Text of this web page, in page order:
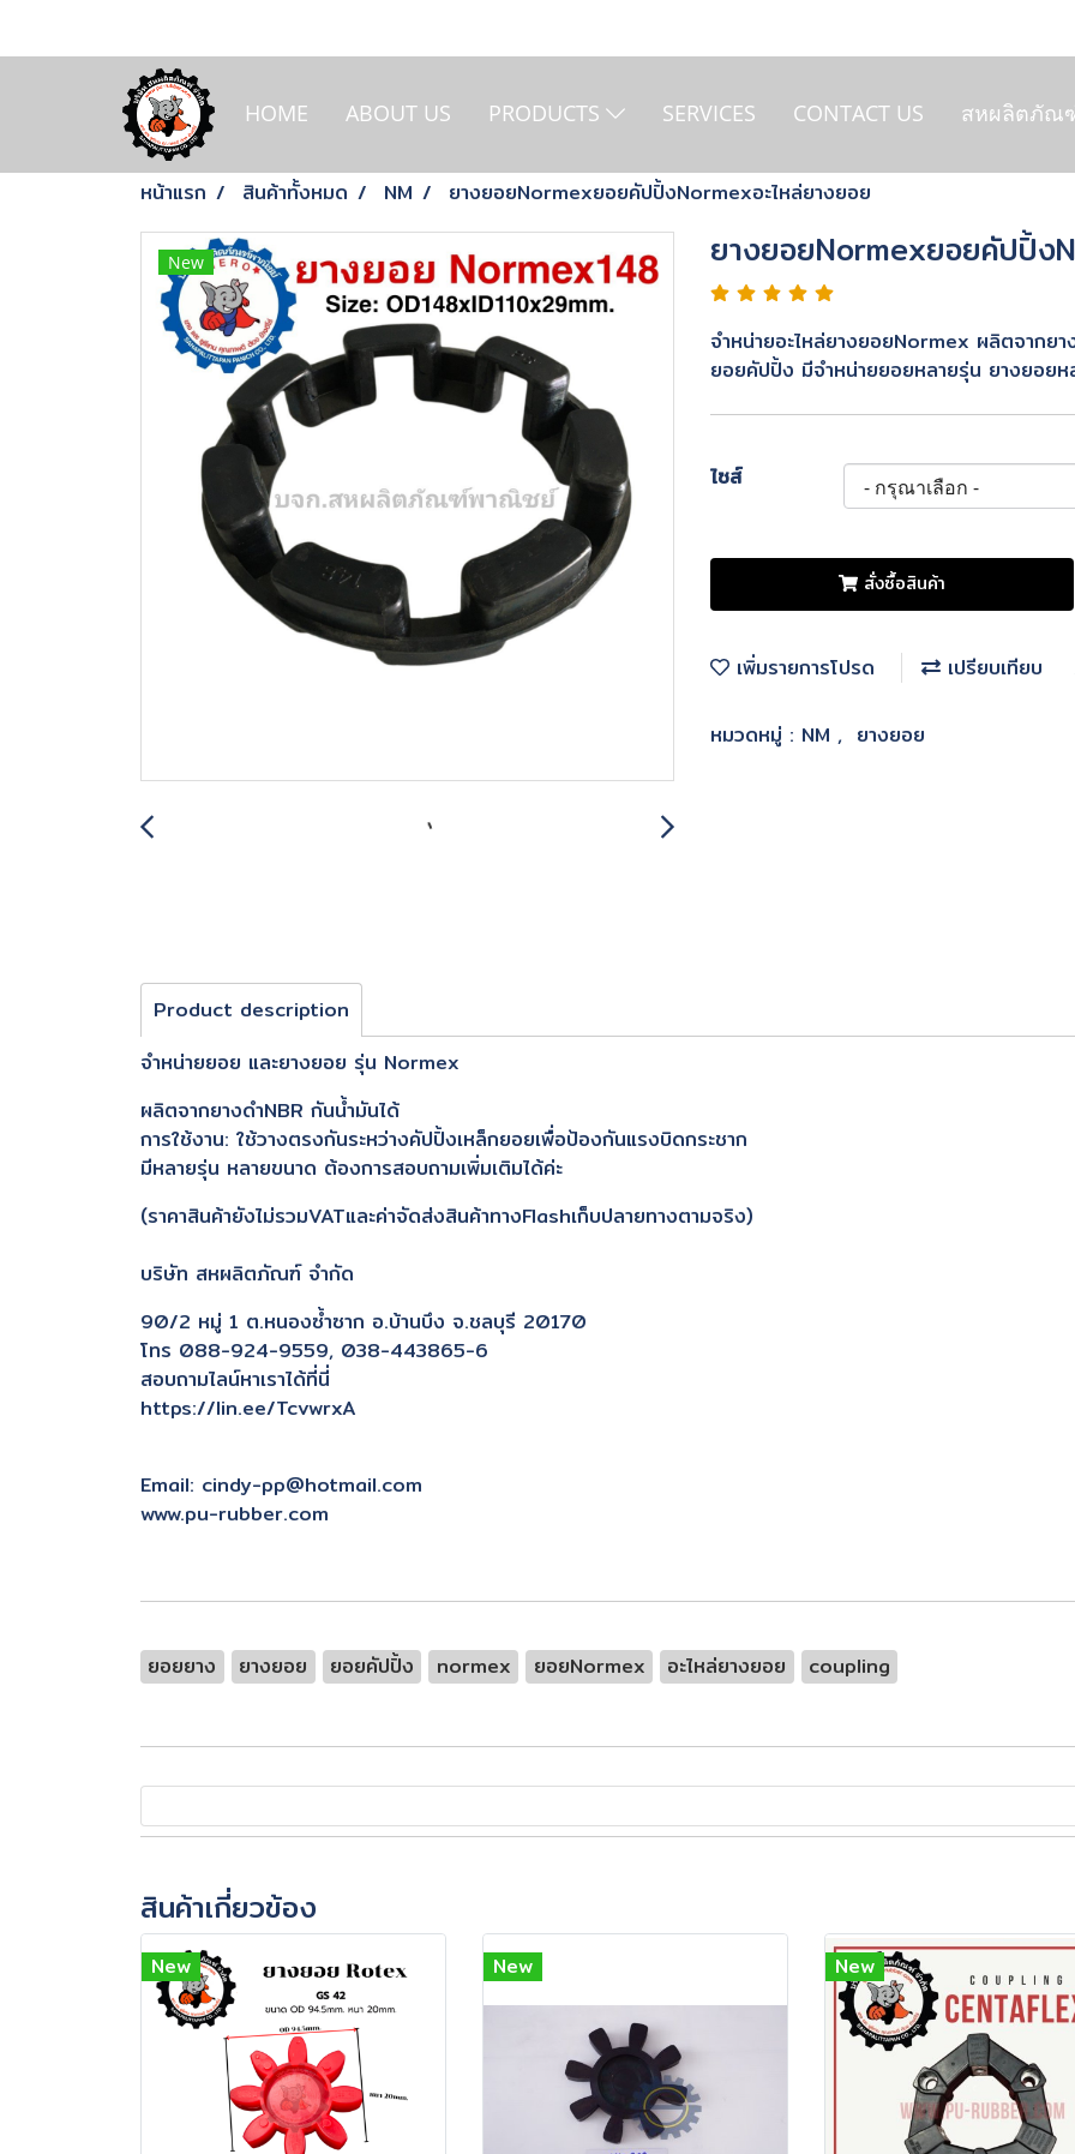
HOME ABOUT US PRODUCTS SERVICES CONTACT US สหผลิตภัณ
หน้าแรก สินค้าทั้งหมด NM ยางยอยNormexยอยคัปปิ้งNormexอะไหล่ยางยอย
New ยางยอยNormexยอยคัปปิ้ง
จำหน่ายอะไหล่ยางยอยNormex ผลิตจากย
ยอยคัปปิ้ง มีจำหน่ายยอยหลายรุ่น ยางยอยห
ไซส์
สั่งซื้อสินค้า
เพิ่มรายการโปรด เปรียบเทียบ
หมวดหมู่ : NM , ยางยอย
Product description
จำหน่ายยอย และยางยอย รุ่น Normex
ผลิตจากยางดำNBR กันน้ำมันได้
การใช้งาน: ใช้วางตรงกันระหว่างคัปปิ้งเหล็กยอยเพื่อป้องกันแรงบิดกระชาก
มีหลายรุ่น หลายขนาด ต้องการสอบถามเพิ่มเติมได้ค่ะ
(ราคาสินค้ายังไม่รวมVATและค่าจัดส่งสินค้าทางFlashเก็บปลายทางตามจริง)
บริษัท สหผลิตภัณฑ์ จำกัด
90/2 หมู่ 1 ต.หนองซ้ำซาก อ.บ้านบึง จ.ชลบุรี 20170
โทร 088-924-9559, 038-443865-6
สอบถามไลน์หาเราได้ที่นี่
https://lin.ee/TcvwrxA
Email: cindy-pp@hotmail.com
www.pu-rubber.com
ยอยยาง ยางยอย ยอยคัปปิ้ง normex ยอยNormex อะไหล่ยางยอย coupling
สินค้าเกี่ยวข้อง
New New New